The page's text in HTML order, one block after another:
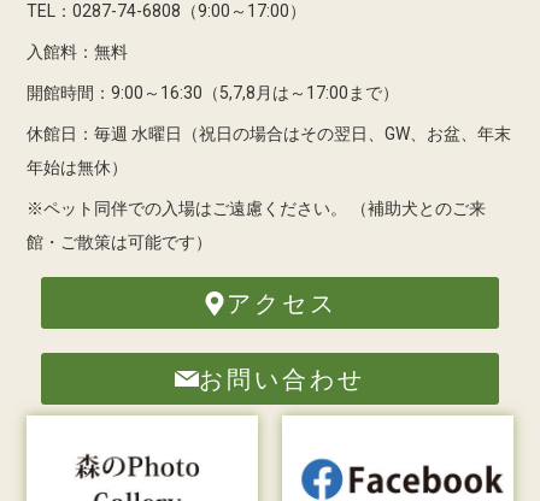
TEL：0287-74-6808（9:00～17:00）
入館料：無料
開館時間：9:00～16:30（5,7,8月は～17:00まで）
休館日：毎週 水曜日（祝日の場合はその翌日、GW、お盆、年末
年始は無休）
※ペット同伴での入場はご遠慮ください。
（補助犬とのご来
館・ご散策は可能です）
アクセス
お問い合わせ